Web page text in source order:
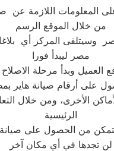
المعلومات اللازمة عن
من خلال الموقع الرسم
وسيتلقى المركز أي
مصر ليبدأ فورا
العميل وبدأ مرحلة
على أرقام صيانة هاير
الرئيسية
من الحصول على
لن تجدها في أي مكان آخر